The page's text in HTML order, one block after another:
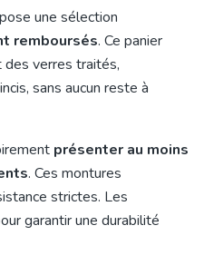
une sélection
remboursés. Ce panier
verres traités,
sans aucun reste à
présenter au moins
. Ces montures
strictes. Les
garantir une durabilité